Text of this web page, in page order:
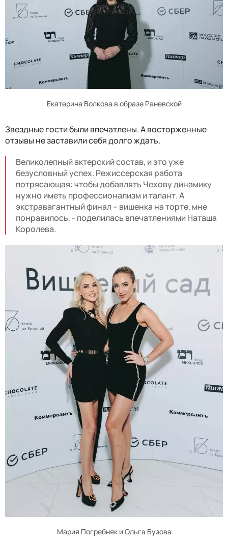
Екатерина Волкова в образе Раневской
Звездные гости были впечатлены. А восторженные
отзывы не заставили себя долго ждать.
Великолепный актерский состав, и это уже
безусловный успех. Режиссерская работа
потрясающая: чтобы добавлять Чехову динамику
нужно иметь профессионализм и талант. А
экстравагантный финал – вишенка на торте, мне
понравилось, - поделилась впечатлениями Наташа
Королева.
Мария Погребняк и Ольга Бузова